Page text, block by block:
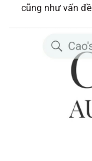
cũng như vấn